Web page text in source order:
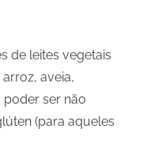
de leites vegetais
aveia,
poder ser não
(para aqueles